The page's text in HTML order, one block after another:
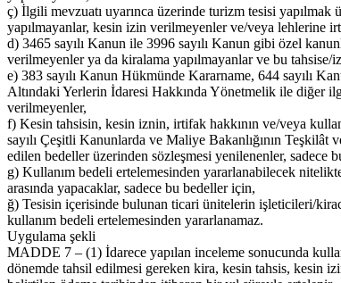
ç) İlgili mevzuatı uyarınca üzerinde turizm tesisi
yapılmayanlar, kesin izin verilmeyenler ve/veya lehlerine
d) 3465 sayılı Kanun ile 3996 sayılı Kanun gibi özel
verilmeyenler ya da kiralama yapılmayanlar ve bu
e) 383 sayılı Kanun Hükmünde Kararname, 644 sayılı
Altındaki Yerlerin İdaresi Hakkında Yönetmelik ile diğer
verilmeyenler,
f) Kesin tahsisin, kesin iznin, irtifak hakkının ve/veya
sayılı Çeşitli Kanunlarda ve Maliye Bakanlığının
edilen bedeller üzerinden sözleşmesi yenilenenler, sadece
g) Kullanım bedeli ertelemesinden yararlanabilecek
arasında yapacaklar, sadece bu bedeller için,
ğ) Tesisin içerisinde bulunan ticari ünitelerin işleticileri/
kullanım bedeli ertelemesinden yararlanamaz.
Uygulama şekli
MADDE 7 – (1) İdarece yapılan inceleme sonucunda
dönemde tahsil edilmesi gereken kira, kesin tahsis, kesin